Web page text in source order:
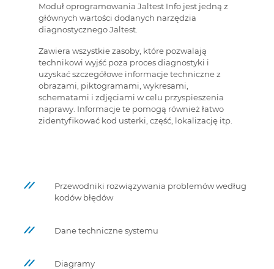
Moduł oprogramowania Jaltest Info jest jedną z
głównych wartości dodanych narzędzia
diagnostycznego Jaltest.
Zawiera wszystkie zasoby, które pozwalają
technikowi wyjść poza proces diagnostyki i
uzyskać szczegółowe informacje techniczne z
obrazami, piktogramami, wykresami,
schematami i zdjęciami w celu przyspieszenia
naprawy. Informacje te pomogą również łatwo
zidentyfikować kod usterki, część, lokalizację itp.
Przewodniki rozwiązywania problemów według
kodów błędów
Dane techniczne systemu
Diagramy